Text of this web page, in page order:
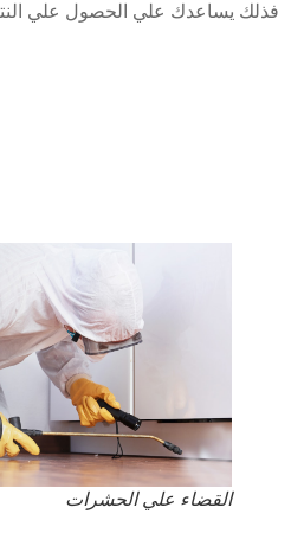
يساعدك علي الحصول علي النتيجة
القضاء علي الحشرات